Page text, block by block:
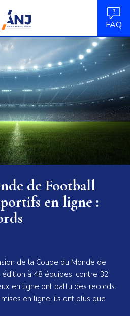
au
accueil
FAQ
au
de Football
en ligne :
de la Coupe du Monde de
à 48 équipes, contre 32
en ligne ont battu des records.
en ligne, ils ont plus que